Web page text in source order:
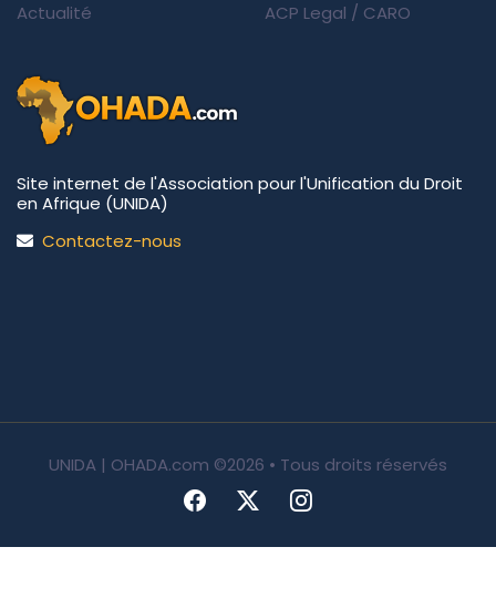
Actualité
ACP Legal / CARO
Site internet de l'Association pour l'Unification du Droit
en Afrique (UNIDA)
Contactez-nous
UNIDA | OHADA.com ©2026 • Tous droits réservés